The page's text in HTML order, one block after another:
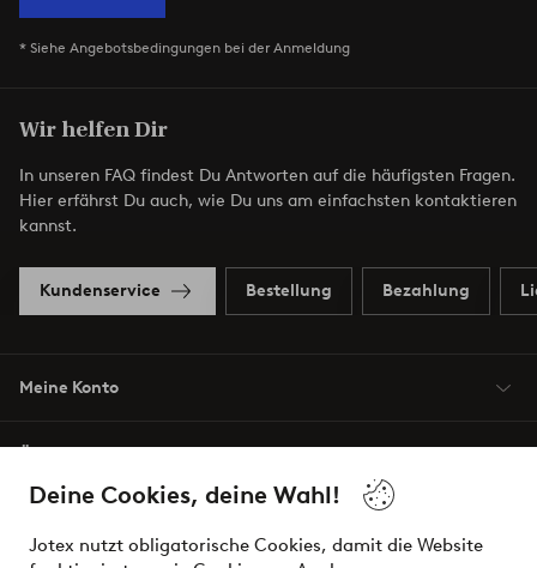
Deine Cookies, deine Wahl!
Jotex nutzt obligatorische Cookies, damit die Website
* Siehe Angebotsbedingungen bei der Anmeldung
Wir helfen Dir
In unseren FAQ findest Du Antworten auf die häufigsten Fragen.
Hier erfährst Du auch, wie Du uns am einfachsten kontaktieren
kannst.
Kundenservice Bestellung Bezahlung
Meine Konto